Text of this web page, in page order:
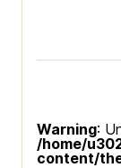
Warning:
/home/
content/